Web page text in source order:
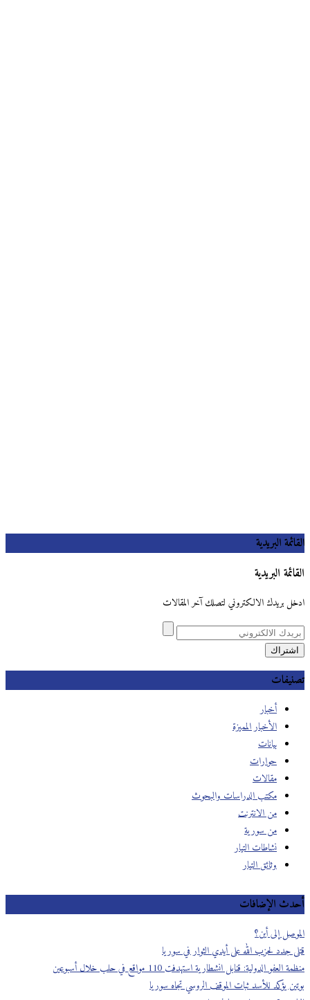
القائمة البريدية
القائمة البريدية
ادخل بريدك الالكتروني لتصلك آخر المقالات
تصنيفات
أخبار
الأخبار المميزة
بيانات
حوارات
مقالات
مكتب الدراسات والبحوث
من الانترنت
من سورية
نشاطات التيار
وثائق التيار
أحدث الإضافات
الموصل إلى أين؟
قتلى جدد لحزب الله على أيدي الثوار في سوريا
منظمة العفو الدولية: قنابل انشطارية استهدفت 110 مواقع في حلب خلال أسبوعين
بوتين يؤكد للأسد ثبات الموقف الروسي تجاه سوريا